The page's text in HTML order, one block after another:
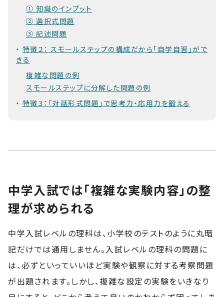
① 知識のインプット
② 選択式問題
③ 記述問題
特徴２： スモールステップの構成だから「自学自習」がで
きる
複雑な問題の例
スモールステップに分解した問題の例
特徴３：「対話形式問題」で思考力・応用力を鍛える
中学入試では「複雑な実験内容」の整
理が求められる
中学入試レベルの理科は、小学校のテストのように丸暗
記だけでは通用しません。入試レベルの理科の問題に
は、必ずといっていいほど実験や観察に対する考察問題
が出題されます。しかし、複雑な設定の実験をいきなり